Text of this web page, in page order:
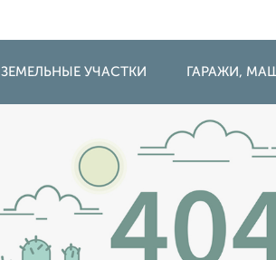
ЗЕМЕЛЬНЫЕ УЧАСТКИ ГАРАЖИ,